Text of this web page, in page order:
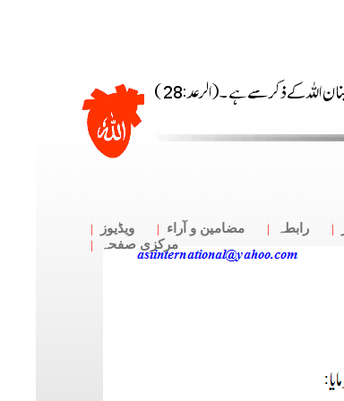
رابطہ مضامین و آراء
ویڈیوز
مرکزی صفحہ